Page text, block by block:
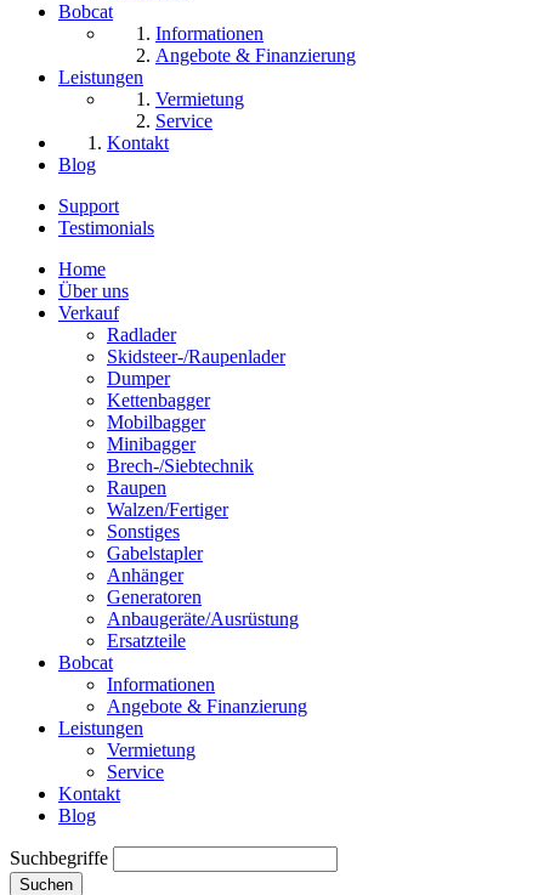
Bobcat
Informationen
Angebote & Finanzierung
Leistungen
Vermietung
Service
Kontakt
Blog
Support
Testimonials
Home
Über uns
Verkauf
Radlader
Skidsteer-/Raupenlader
Dumper
Kettenbagger
Mobilbagger
Minibagger
Brech-/Siebtechnik
Raupen
Walzen/Fertiger
Sonstiges
Gabelstapler
Anhänger
Generatoren
Anbaugeräte/Ausrüstung
Ersatzteile
Bobcat
Informationen
Angebote & Finanzierung
Leistungen
Vermietung
Service
Kontakt
Blog
Suchbegriffe
Suchen